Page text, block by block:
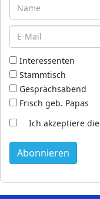
Interessenten
Stammtisch
Gesprächsabend
Frisch geb. Papas
Ich akzeptiere die
Abonnieren